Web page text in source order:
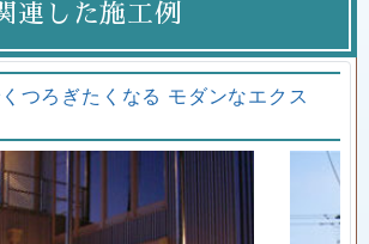
連した施工例
つろぎたくなる モダンなエクス